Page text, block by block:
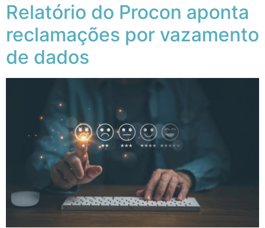
Relatório do Procon aponta
reclamações por vazamento
de dados